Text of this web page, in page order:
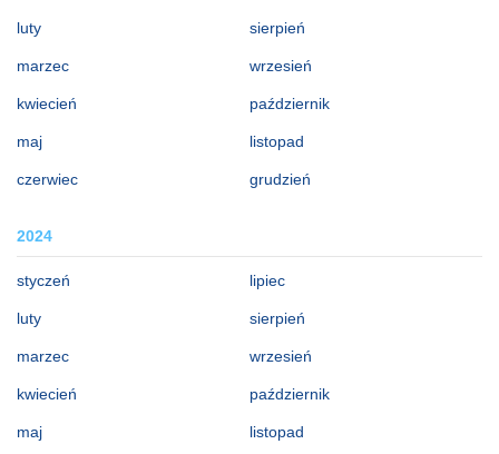
luty
marzec
kwiecień
maj
czerwiec
sierpień
wrzesień
październik
listopad
grudzień
2024
styczeń
luty
marzec
kwiecień
maj
lipiec
sierpień
wrzesień
październik
listopad